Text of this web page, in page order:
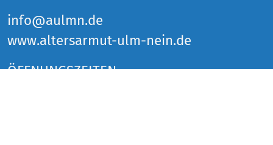
info@aulmn.de
www.altersarmut-ulm-nein.de
ÖFFNUNGSZEITEN